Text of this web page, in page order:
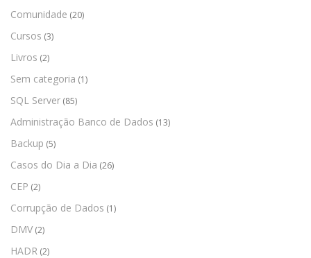
Comunidade (20)
Cursos (3)
Livros (2)
Sem categoria (1)
SQL Server (85)
Administração Banco de Dados (13)
Backup (5)
Casos do Dia a Dia (26)
CEP (2)
Corrupção de Dados (1)
DMV (2)
HADR (2)